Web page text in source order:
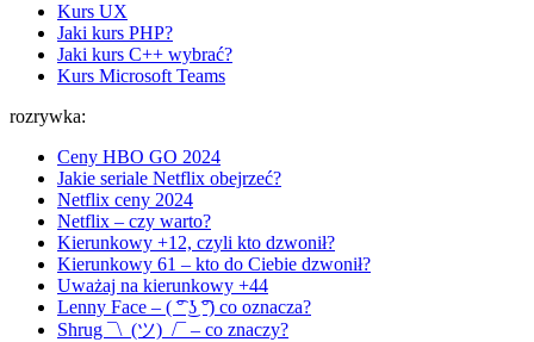
Kurs UX
Jaki kurs PHP?
Jaki kurs C++ wybrać?
Kurs Microsoft Teams
rozrywka:
Ceny HBO GO 2024
Jakie seriale Netflix obejrzeć?
Netflix ceny 2024
Netflix – czy warto?
Kierunkowy +12, czyli kto dzwonił?
Kierunkowy 61 – kto do Ciebie dzwonił?
Uważaj na kierunkowy +44
Lenny Face – ( ͡° ͜ʖ ͡°) co oznacza?
Shrug ¯\_(ツ)_/¯ – co znaczy?